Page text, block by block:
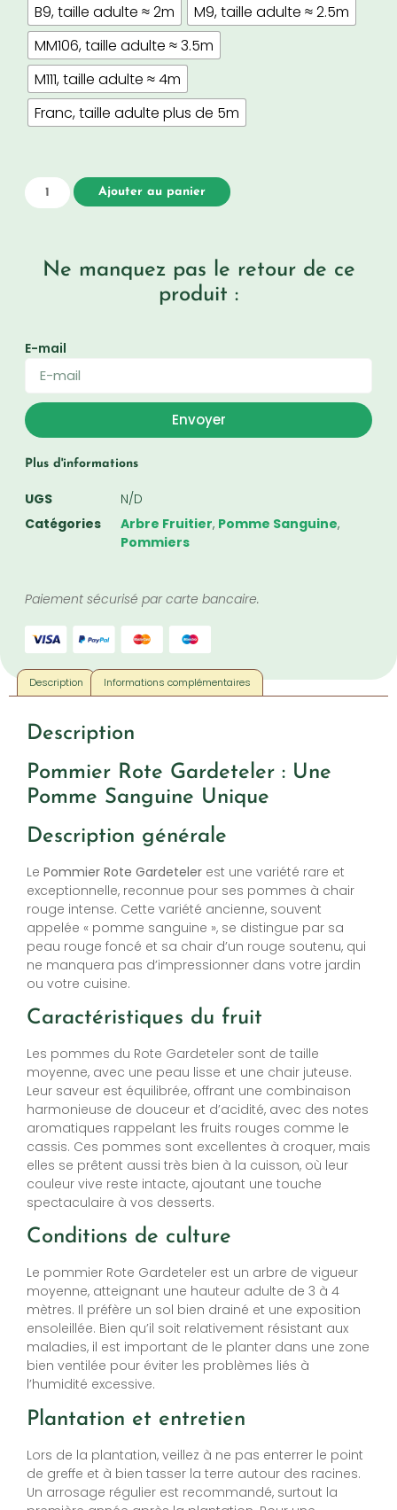
B9, taille adulte ≈ 2m
M9, taille adulte ≈ 2.5m
MM106, taille adulte ≈ 3.5m
M111, taille adulte ≈ 4m
Franc, taille adulte plus de 5m
Ajouter au panier
Ne manquez pas le retour de ce
produit :
E-mail
Envoyer
Plus d'informations
UGS
N/D
Catégories
Arbre Fruitier, Pomme Sanguine,
Pommiers
Paiement sécurisé par carte bancaire.
Description Informations complémentaires
Description
Pommier Rote Gardeteler : Une
Pomme Sanguine Unique
Description générale
Le Pommier Rote Gardeteler est une variété rare et
exceptionnelle, reconnue pour ses pommes à chair
rouge intense. Cette variété ancienne, souvent
appelée « pomme sanguine », se distingue par sa
peau rouge foncé et sa chair d’un rouge soutenu, qui
ne manquera pas d’impressionner dans votre jardin
ou votre cuisine.
Caractéristiques du fruit
Les pommes du Rote Gardeteler sont de taille
moyenne, avec une peau lisse et une chair juteuse.
Leur saveur est équilibrée, offrant une combinaison
harmonieuse de douceur et d’acidité, avec des notes
aromatiques rappelant les fruits rouges comme le
cassis. Ces pommes sont excellentes à croquer, mais
elles se prêtent aussi très bien à la cuisson, où leur
couleur vive reste intacte, ajoutant une touche
spectaculaire à vos desserts.
Conditions de culture
Le pommier Rote Gardeteler est un arbre de vigueur
moyenne, atteignant une hauteur adulte de 3 à 4
mètres. Il préfère un sol bien drainé et une exposition
ensoleillée. Bien qu’il soit relativement résistant aux
maladies, il est important de le planter dans une zone
bien ventilée pour éviter les problèmes liés à
l’humidité excessive.
Plantation et entretien
Lors de la plantation, veillez à ne pas enterrer le point
de greffe et à bien tasser la terre autour des racines.
Un arrosage régulier est recommandé, surtout la